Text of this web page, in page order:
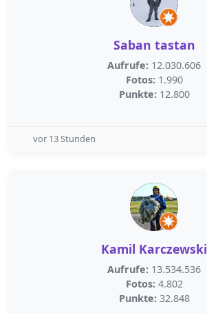
Saban tastan
Aufrufe: 12.030.606
Fotos: 1.990
Punkte: 12.800
vor 13 Stunden
Kamil Karczewski
Aufrufe: 13.534.536
Fotos: 4.802
Punkte: 32.848